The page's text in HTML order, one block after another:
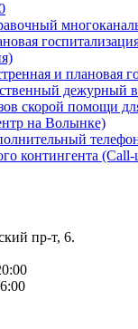
и плановая
дежурный
скорой помощи
на Волынке)
контингента
пр-т, 6.